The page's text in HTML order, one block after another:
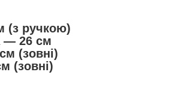
(з ручкою)
— 26 см
(зовні)
(зовні)